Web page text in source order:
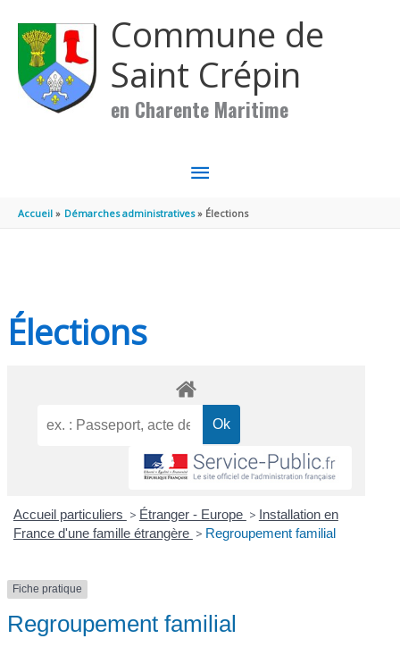
Commune de
Saint Crépin
en Charente Maritime
MENU
PRINCIPAL
Accueil Démarches administratives Élections
Élections
Accueil particuliers > Étranger - Europe > Installation en
France d'une famille étrangère > Regroupement familial
Fiche pratique
Regroupement familial